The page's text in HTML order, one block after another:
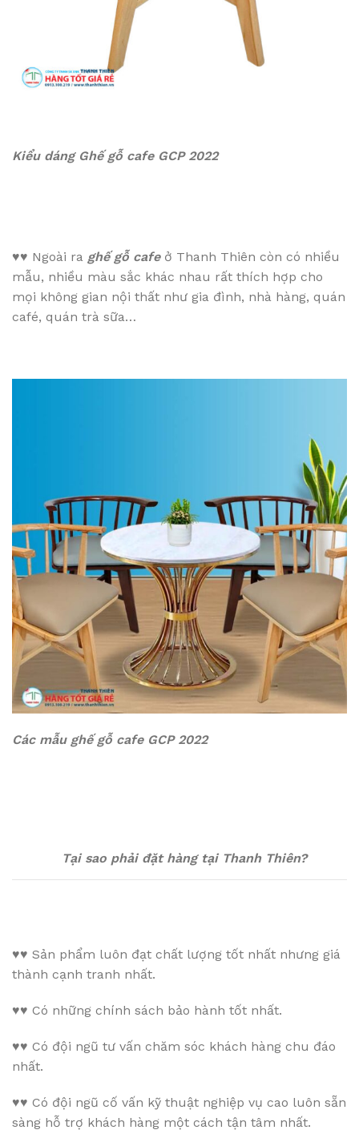
Kiểu dáng Ghế gỗ cafe GCP 2022
♥♥ Ngoài ra ghế gỗ cafeở Thanh Thiên còn có nhiều
mẫu, nhiều màu sắc khác nhau rất thích hợp cho
mọi không gian nội thất như gia đình, nhà hàng, quán
café, quán trà sữa…
Các mẫu ghế gỗ cafe GCP 2022
Tại sao phải đặt hàng tại Thanh Thiên?
♥♥ Sản phẩm luôn đạt chất lượng tốt nhất nhưng giá
thành cạnh tranh nhất.
♥♥ Có những chính sách bảo hành tốt nhất.
♥♥ Có đội ngũ tư vấn chăm sóc khách hàng chu đáo
nhất.
♥♥ Có đội ngũ cố vấn kỹ thuật nghiệp vụ cao luôn sẵn
sàng hỗ trợ khách hàng một cách tận tâm nhất.